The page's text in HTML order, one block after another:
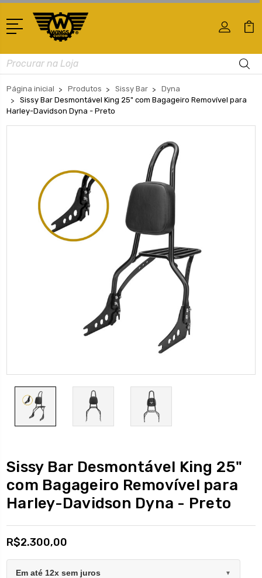
Busca
Página inicial Produtos Sissy Bar
Dyna
Sissy Bar Desmontável King 25" com Bagageiro Removível para
Harley-Davidson Dyna - Preto
Sissy Bar Desmontável King 25"
com Bagageiro Removível para
Harley-Davidson Dyna - Preto
R$2.300,00
Em até 12x sem juros ▼